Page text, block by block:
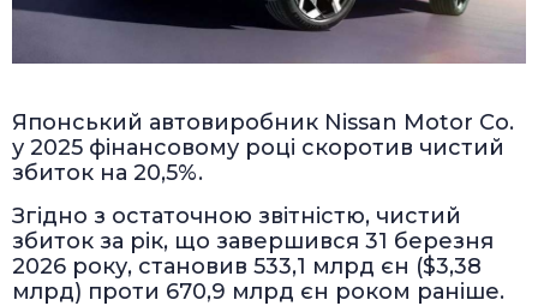
Японський автовиробник Nissan Motor Co.
у 2025 фінансовому році скоротив чистий
збиток на 20,5%.
Згідно з остаточною звітністю, чистий
збиток за рік, що завершився 31 березня
2026 року, становив 533,1 млрд єн ($3,38
млрд) проти 670,9 млрд єн роком раніше.